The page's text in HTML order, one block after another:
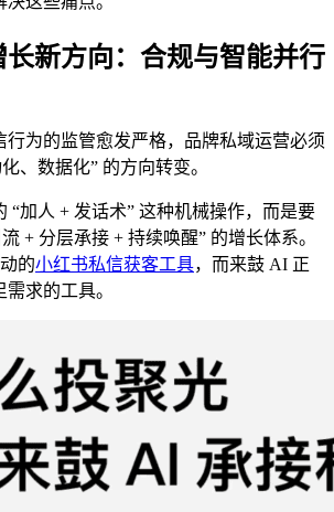
新方向：合规与智能并行​
行为的监管愈发严格，品牌私域运营必须
、数据化” 的方向转变。​
“加人 + 发话术” 这种机械操作，而是要
+ 分层承接 + 持续唤醒” 的增长体系。
的小红书私信获客工具，而来鼓 AI 正
求的工具。​